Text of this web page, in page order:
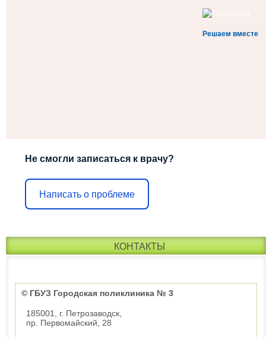
Решаем вместе
Не смогли записаться к врачу?
Написать о проблеме
КОНТАКТЫ
© ГБУЗ Городская поликлиника № 3
185001, г. Петрозаводск,
пр. Первомайский, 28